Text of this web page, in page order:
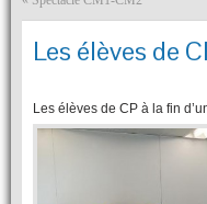
Les élèves de
Les élèves de CP à la fin